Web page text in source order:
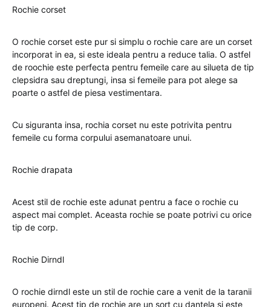
Rochie corset
O rochie corset este pur si simplu o rochie care are un corset
incorporat in ea, si este ideala pentru a reduce talia. O astfel
de roochie este perfecta pentru femeile care au silueta de tip
clepsidra sau dreptungi, insa si femeile para pot alege sa
poarte o astfel de piesa vestimentara.
Cu siguranta insa, rochia corset nu este potrivita pentru
femeile cu forma corpului asemanatoare unui.
Rochie drapata
Acest stil de rochie este adunat pentru a face o rochie cu
aspect mai complet. Aceasta rochie se poate potrivi cu orice
tip de corp.
Rochie Dirndl
O rochie dirndl este un stil de rochie care a venit de la taranii
europeni. Acest tip de rochie are un sort cu dantela si este